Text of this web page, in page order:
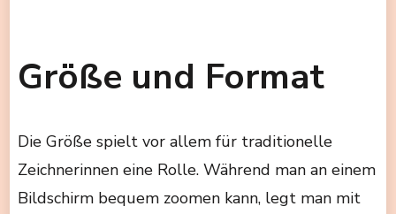
Größe und Format
Die Größe spielt vor allem für traditionelle
Zeichnerinnen eine Rolle. Während man an einem
Bildschirm bequem zoomen kann, legt man mit